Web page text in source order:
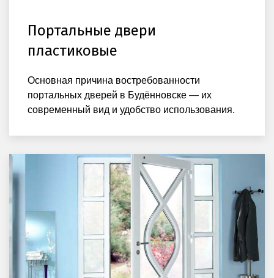
Портальные двери
пластиковые
Основная причина востребованности
портальных дверей в Будённовске — их
современный вид и удобство использования.